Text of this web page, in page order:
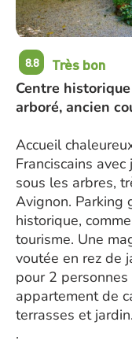
8.8 Très bon
Centre
arboré, ancien
Accueil
Franciscains
sous les arbres,
Avignon. Parking
historique,
tourisme. Une
voutée en rez de
pour 2
appartement de
terrasses et jardin.
.